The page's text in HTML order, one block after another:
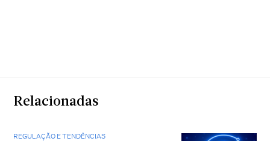
Relacionadas
REGULAÇÃO E TENDÊNCIAS